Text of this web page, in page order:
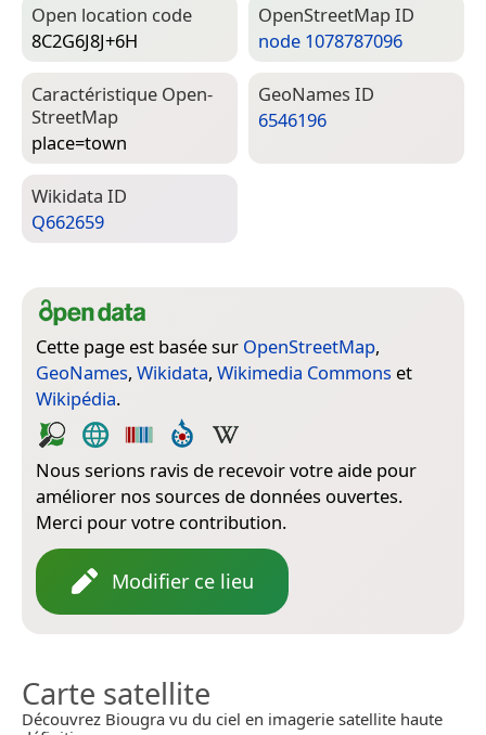
Open location code
8C2G6J8J+6H
Open­Street­Map ID
node 1078787096
Caractéristique Open­
Street­Map
place=­town
Geo­Names ID
6546196
Wiki­data ID
Q662659
Cette page est basée sur OpenStreetMap,
GeoNames, Wikidata, Wikimedia Commons et
Wikipédia.
Nous serions ravis de recevoir votre aide pour
améliorer nos sources de données ouvertes.
Merci pour votre contribution.
Modifier ce lieu
Carte satellite
Découvrez Biougra vu du ciel en imagerie satellite haute